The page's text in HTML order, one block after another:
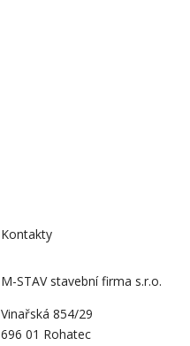
Kontakty
M-STAV stavební firma s.r.o.
Vinařská 854/29
696 01 Rohatec